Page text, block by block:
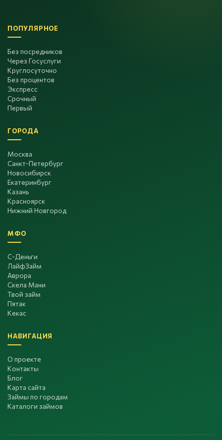
ПОПУЛЯРНОЕ
Без посредников
Через Госуслуги
Круглосуточно
Без процентов
Экспресс
Срочный
Первый
ГОРОДА
Москва
Санкт-Петербург
Новосибирск
Екатеринбург
Казань
Красноярск
Нижний Новгород
МФО
С-Деньги
ЛайфЗайм
Аврора
Скела Мани
Твой займ
Пятак
Кекас
НАВИГАЦИЯ
О проекте
Контакты
Блог
Карта сайта
Займы по городам
Каталоги займов